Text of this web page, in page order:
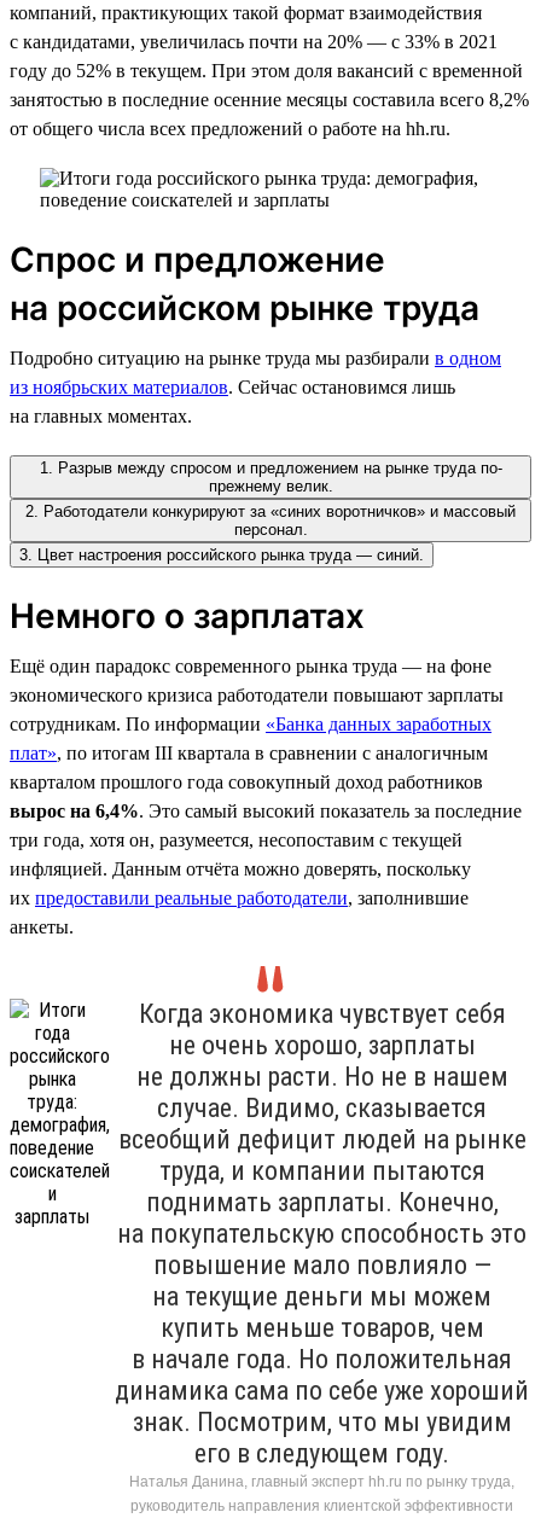
компаний, практикующих такой формат взаимодействия
с кандидатами, увеличилась почти на 20% — с 33% в 2021
году до 52% в текущем. При этом доля вакансий с временной
занятостью в последние осенние месяцы составила всего 8,2%
от общего числа всех предложений о работе на hh.ru.
Спрос и предложение
на российском рынке труда
Подробно ситуацию на рынке труда мы разбирали в одном
из ноябрьских материалов. Сейчас остановимся лишь
на главных моментах.
1. Разрыв между спросом и предложением на рынке труда по-
прежнему велик.
2. Работодатели конкурируют за «синих воротничков» и массовый
персонал.
3. Цвет настроения российского рынка труда — синий.
Немного о зарплатах
Ещё один парадокс современного рынка труда — на фоне
экономического кризиса работодатели повышают зарплаты
сотрудникам. По информации «Банка данных заработных
плат», по итогам III квартала в сравнении с аналогичным
кварталом прошлого года совокупный доход работников
вырос на 6,4%. Это самый высокий показатель за последние
три года, хотя он, разумеется, несопоставим с текущей
инфляцией. Данным отчёта можно доверять, поскольку
их предоставили реальные работодатели, заполнившие
анкеты.
Когда экономика чувствует себя
не очень хорошо, зарплаты
не должны расти. Но не в нашем
случае. Видимо, сказывается
всеобщий дефицит людей на рынке
труда, и компании пытаются
поднимать зарплаты. Конечно,
на покупательскую способность это
повышение мало повлияло —
на текущие деньги мы можем
купить меньше товаров, чем
в начале года. Но положительная
динамика сама по себе уже хороший
знак. Посмотрим, что мы увидим
его в следующем году.
Наталья Данина, главный эксперт hh.ru по рынку труда,
руководитель направления клиентской эффективности